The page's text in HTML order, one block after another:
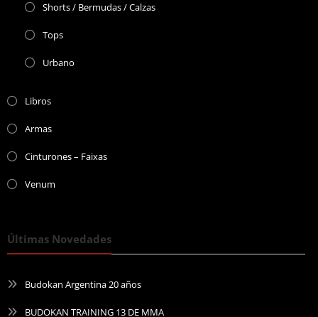
Shorts / Bermudas / Calzas
Tops
Urbano
Libros
Armas
Cinturones – Faixas
Venum
Últimas Novedades
Budokan Argentina 20 años
BUDOKAN TRAINING 13 DE MMA